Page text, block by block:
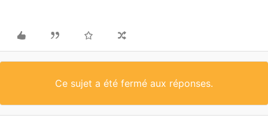
Ce sujet a été fermé aux réponses.